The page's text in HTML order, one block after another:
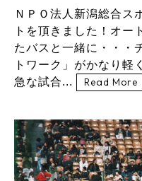
ＮＰＯ法人新潟総合ス
トを頂きました！オー
たバスと一緒に・・・
トワーク」がかなり軽
急な試合...
Read More